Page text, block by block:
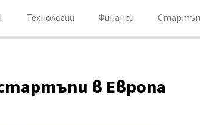
Технологии Финанси Стартъп
в Европа